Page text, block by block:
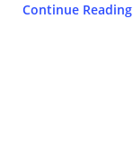
Continue Reading